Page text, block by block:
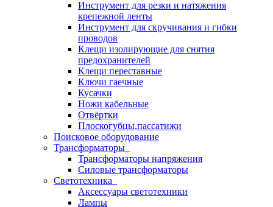
Инструмент для резки и натяжения
крепежной ленты
Инструмент для скручивания и гибки
проводов
Клещи изолирующие для снятия
предохранителей
Клещи переставные
Ключи гаечные
Кусачки
Ножи кабельные
Отвёртки
Плоскогубцы,пассатижи
Поисковое оборудование
Трансформаторы
Трансформаторы напряжения
Силовые трансформаторы
Светотехника
Аксессуары светотехники
Лампы